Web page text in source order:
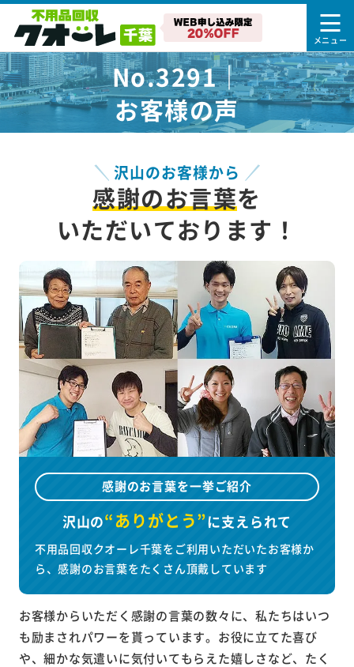
No.3291｜
お客様の声
沢山のお客様から
感謝のお言葉を
いただいております！
感謝のお言葉を一挙ご紹介
沢山の“ありがとう”に支えられて
不用品回収クオーレ千葉をご利用いただいたお客様か
ら、感謝のお言葉をたくさん頂戴しています
お客様からいただく感謝の言葉の数々に、私たちはいつ
も励まされパワーを貰っています。お役に立てた喜び
や、細かな気遣いに気付いてもらえた嬉しさなど、たく